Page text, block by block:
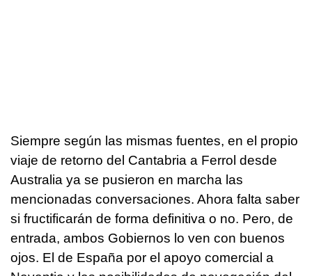
Siempre según las mismas fuentes, en el propio
viaje de retorno del Cantabria a Ferrol desde
Australia ya se pusieron en marcha las
mencionadas conversaciones. Ahora falta saber
si fructificarán de forma definitiva o no. Pero, de
entrada, ambos Gobiernos lo ven con buenos
ojos. El de España por el apoyo comercial a